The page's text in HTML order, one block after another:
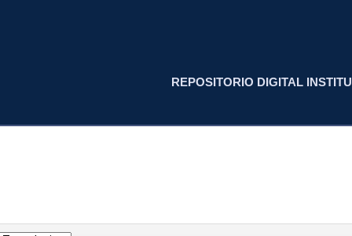
REPOSITORIO DIGITAL